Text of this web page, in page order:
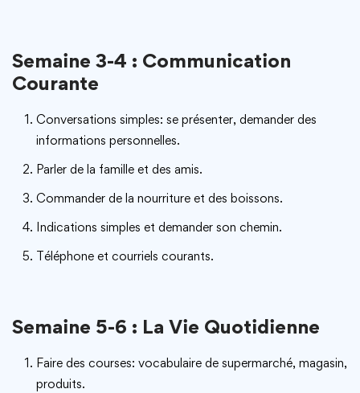
Semaine 3-4 : Communication
Courante
Conversations simples: se présenter, demander des
informations personnelles.
Parler de la famille et des amis.
Commander de la nourriture et des boissons.
Indications simples et demander son chemin.
Téléphone et courriels courants.
Semaine 5-6 : La Vie Quotidienne
Faire des courses: vocabulaire de supermarché, magasin,
produits.